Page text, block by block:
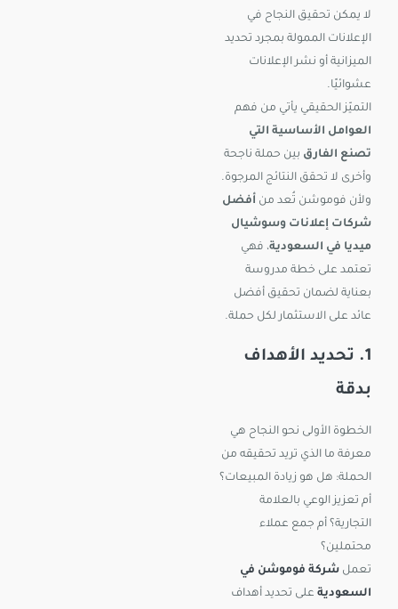
لا يمكن تحقيق النجاح في
الإعلانات الممولة بمجرد تحديد
الميزانية أو نشر الإعلانات
عشوائيًا.
التميّز الحقيقي يأتي من فهم
العوامل الأساسية التي
تصنع الفارق بين حملة ناجحة
وأخرى لا تحقق النتائج المرجوة.
ولأن فوموشن تُعد من أفضل
شركات إعلانات وسوشيال
ميديا في السعودية، فهي
تعتمد على خطة مدروسة
بعناية لضمان تحقيق أفضل
عائد على الاستثمار لكل حملة.
1. تحديد الأهداف
بدقة
الخطوة الأولى نحو النجاح هي
معرفة ما الذي تريد تحقيقه من
الحملة: هل هو زيادة المبيعات؟
أم تعزيز الوعي بالعلامة
التجارية؟ أم جمع عملاء
محتملين؟
تعمل شركة فوموشن في
السعودية على تحديد أهداف